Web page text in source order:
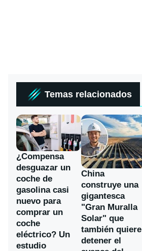
Temas relacionados
¿Compensa
desguazar un
coche de
gasolina casi
nuevo para
comprar un
coche
eléctrico? Un
estudio
China
construye una
gigantesca
"Gran Muralla
Solar" que
también quiere
detener el